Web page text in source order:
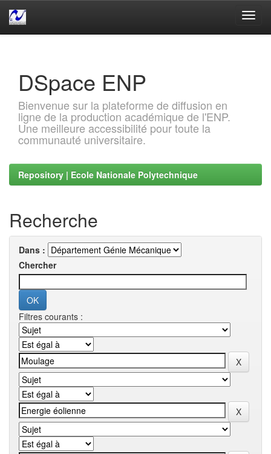
DSpace ENP
Bienvenue sur la plateforme de diffusion en
ligne de la production académique de l'ENP.
Une meilleure accessibilité pour toute la
communauté universitaire.
Repository | Ecole Nationale Polytechnique
Recherche
Dans :
Chercher
Filtres courants :